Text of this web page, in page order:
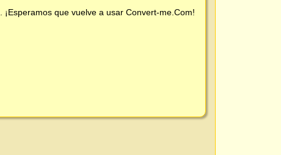
que vuelve a usar Convert-me.Com!